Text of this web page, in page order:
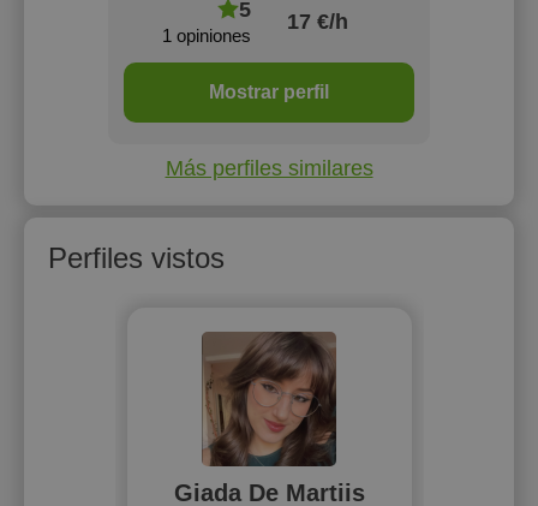
5
1 opiniones
17 €/h
Mostrar perfil
Más perfiles similares
Perfiles vistos
Giada De Martiis